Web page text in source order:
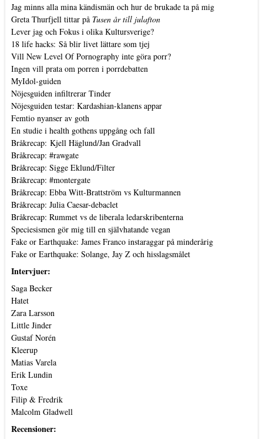
Jag minns alla mina kändismän och hur de brukade ta på mig
Greta Thurfjell tittar på Tusen år till julafton
Lever jag och Fokus i olika Kultursverige?
18 life hacks: Så blir livet lättare som tjej
Vill New Level Of Pornography inte göra porr?
Ingen vill prata om porren i porrdebatten
MyIdol-guiden
Nöjesguiden infiltrerar Tinder
Nöjesguiden testar: Kardashian-klanens appar
Femtio nyanser av goth
En studie i health gothens uppgång och fall
Bråkrecap: Kjell Häglund/Jan Gradvall
Bråkrecap: #rawgate
Bråkrecap: Sigge Eklund/Filter
Bråkrecap: #montergate
Bråkrecap: Ebba Witt-Brattström vs Kulturmannen
Bråkrecap: Julia Caesar-debaclet
Bråkrecap: Rummet vs de liberala ledarskribenterna
Speciesismen gör mig till en självhatande vegan
Fake or Earthquake: James Franco instaraggar på minderårig
Fake or Earthquake: Solange, Jay Z och hisslagsmålet
Intervjuer:
Saga Becker
Hatet
Zara Larsson
Little Jinder
Gustaf Norén
Kleerup
Matias Varela
Erik Lundin
Toxe
Filip & Fredrik
Malcolm Gladwell
Recensioner: